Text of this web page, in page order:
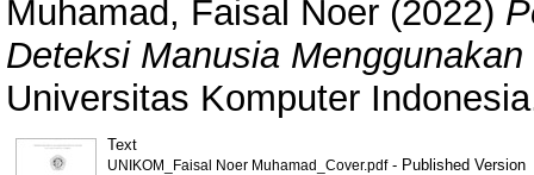
Muhamad, Faisal Noer (2022)
Deteksi Manusia
Universitas Komputer
Text
UNIKOM_Faisal Noer Muhamad_Cover.pdf- Published Version